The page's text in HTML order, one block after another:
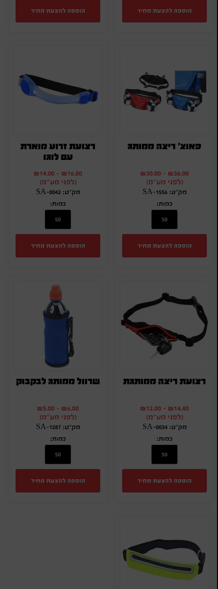
הוספה להצעת מחיר הוספה להצעת מחיר
פאוצ' ריצה ממותג
₪36.00
-
₪30.00
(לפני מע"מ)
מק"ט: SA-1556
כמות:
הוספה להצעת מחיר
רצועת זרוע מוארת
עם לוגו
₪16.80
-
₪14.00
(לפני מע"מ)
מק"ט: SA-0042
כמות:
הוספה להצעת מחיר
רצועת ריצה ממותגת
₪14.40
-
₪12.00
(לפני מע"מ)
מק"ט: SA-0034
כמות:
הוספה להצעת מחיר
שרוול ממותג לבקבוק
₪6.00
-
₪5.00
(לפני מע"מ)
מק"ט: SA-1287
כמות:
הוספה להצעת מחיר